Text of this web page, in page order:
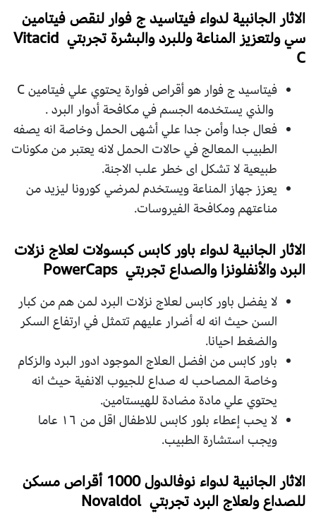
الاثار الجانبية لدواء فيتاسيد ج فوار لنقص فيتامين
سي ولتعزيز المناعة وللبرد والبشرة تجربتي Vitacid
C
فيتاسيد ج فوار هو أقراص فوارة يحتوي علي فيتامين C
والذي يستخدمه الجسم في مكافحة أدوار البرد .
فعال جدا وأمن جدا علي أشهى الحمل وخاصة انه يصفه
الطبيب المعالج في حالات الحمل لانه يعتبر من مكونات
طبيعية لا تشكل اى خطر علب الاجنة.
يعزز جهاز المناعة ويستخدم لمرضي كورونا ليزيد من
مناعتهم ومكافحة الفيروسات.
الاثار الجانبية لدواء باور كابس كبسولات لعلاج نزلات
البرد والأنفلونزا والصداع تجربتي PowerCaps
لا يفضل باور كابس لعلاج نزلات البرد لمن هم من كبار
السن حيث انه له أضرار عليهم تتمثل في ارتفاع السكر
والضغط احيانا.
باور كابس من افضل العلاج الموجود ادور البرد والزكام
وخاصة المصاحب له صداع للجيوب الانفية حيث انه
يحتوي علي مادة مضادة للهيستامين.
لا يحب إعطاء بلور كابس للاطفال اقل من ١٦ عاما
ويجب استشارة الطبيب.
الاثار الجانبية لدواء نوفالدول 1000 أقراص مسكن
للصداع ولعلاج البرد تجربتي Novaldol